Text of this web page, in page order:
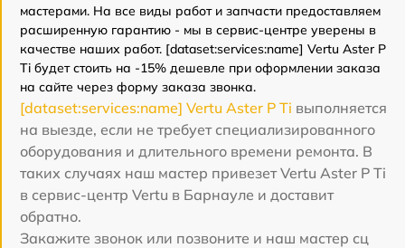
мастерами. На все виды работ и запчасти предоставляем
расширенную гарантию - мы в сервис-центре уверены в
качестве наших работ. [dataset:services:name] Vertu Aster P
Ti будет стоить на -15% дешевле при оформлении заказа
на сайте через форму заказа звонка.
[dataset:services:name] Vertu Aster P Ti выполняется
на выезде, если не требует специализированного
оборудования и длительного времени ремонта. В
таких случаях наш мастер привезет Vertu Aster P Ti
в сервис-центр Vertu в Барнауле и доставит
обратно.
Закажите звонок или позвоните и наш мастер сц